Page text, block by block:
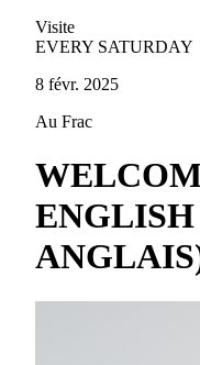
Visite
EVERY SATURDAY
8 févr. 2025
Au Frac